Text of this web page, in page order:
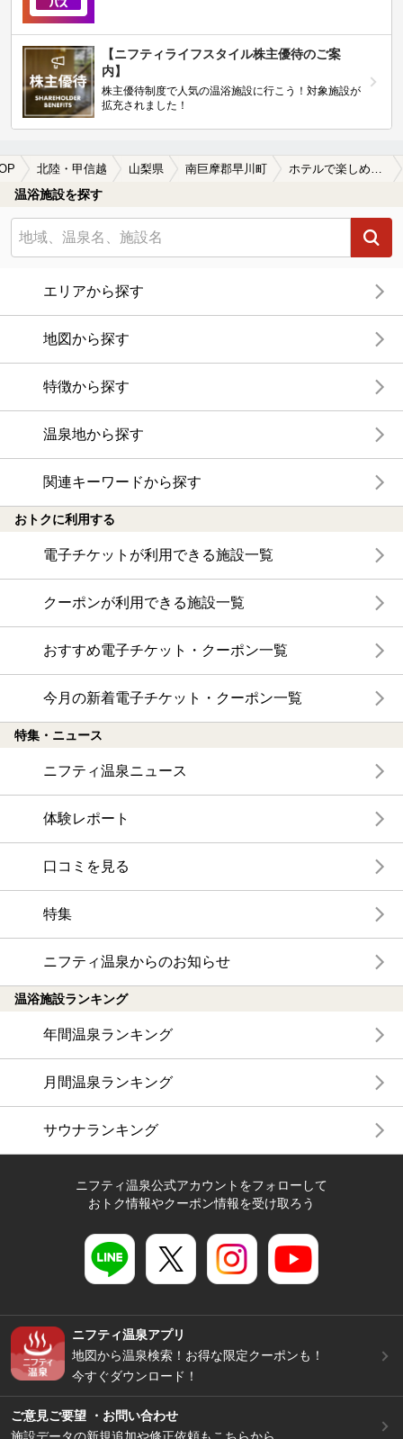
【ニフティライフスタイル株主優待のご案
内】
株主優待制度で人気の温浴施設に行こう！対象施設が
拡充されました！
北陸・甲信越 山梨県 南巨摩郡早川町 ホテルで楽しめる南巨摩郡早川町の温泉、日帰り温泉、スーパー銭湯おすすめ
温浴施設を探す
エリアから探す
地図から探す
特徴から探す
温泉地から探す
関連キーワードから探す
おトクに利用する
電子チケットが利用できる施設一覧
クーポンが利用できる施設一覧
おすすめ電子チケット・クーポン一覧
今月の新着電子チケット・クーポン一覧
特集・ニュース
ニフティ温泉ニュース
体験レポート
口コミを見る
特集
ニフティ温泉からのお知らせ
温浴施設ランキング
年間温泉ランキング
月間温泉ランキング
サウナランキング
ニフティ温泉公式アカウントをフォローして
おトク情報やクーポン情報を受け取ろう
ニフティ温泉アプリ
地図から温泉検索！お得な限定クーポンも！
今すぐダウンロード！
ご意見ご要望 ・お問い合わせ